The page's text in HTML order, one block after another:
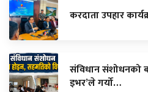
करदाता उपहार
संविधान संशोधनको
इभर’ले गर्यो…